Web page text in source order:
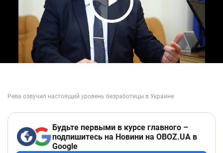
Play Video
Будьте первыми в курсе главного –
подпишитесь на Новини на OBOZ.UA в
Google